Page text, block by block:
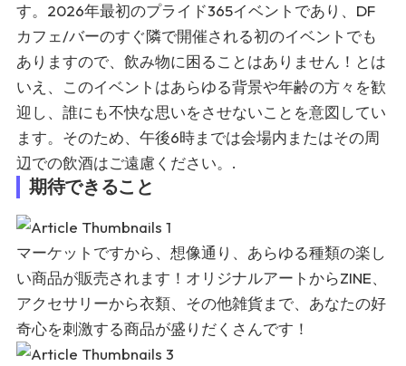
す。2026年最初のプライド365イベントであり、DF
カフェ/バーのすぐ隣で開催される初のイベントでも
ありますので、飲み物に困ることはありません！とは
いえ、このイベントはあらゆる背景や年齢の方々を歓
迎し、誰にも不快な思いをさせないことを意図してい
ます。そのため、午後6時までは会場内またはその周
辺での飲酒はご遠慮ください。.
期待できること
マーケットですから、想像通り、あらゆる種類の楽し
い商品が販売されます！オリジナルアートからZINE、
アクセサリーから衣類、その他雑貨まで、あなたの好
奇心を刺激する商品が盛りだくさんです！